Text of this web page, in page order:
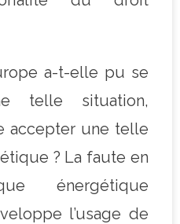
a-t-elle pu se
telle situation,
accepter une telle
? La faute en
énergétique
l’usage de